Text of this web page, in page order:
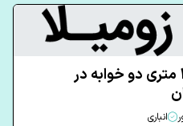
آپارتمان 135 متری دو خوابه در
انباری